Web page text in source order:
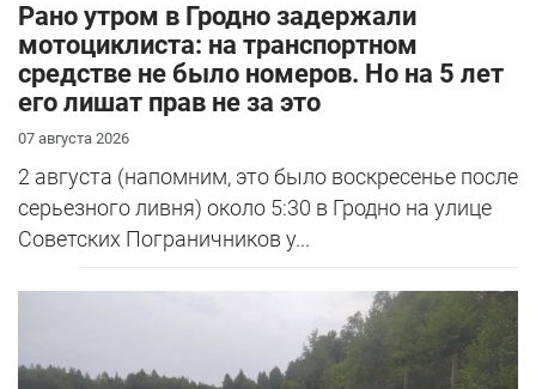
Рано утром в Гродно задержали
мотоциклиста: на транспортном
средстве не было номеров. Но на 5 лет
его лишат прав не за это
07 августа 2026
2 августа (напомним, это было воскресенье после
серьезного ливня) около 5:30 в Гродно на улице
Советских Пограничников у...